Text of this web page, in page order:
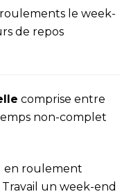
le week-
de repos
comprise entre
non-complet
en roulement
un week-end